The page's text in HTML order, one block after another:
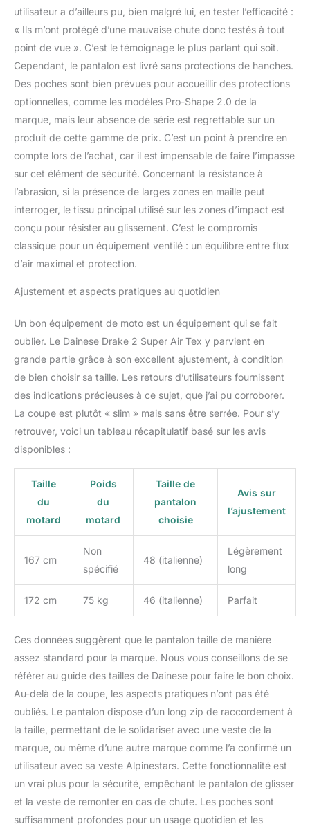
utilisateur a d’ailleurs pu, bien malgré lui, en tester l’efficacité :
« Ils m’ont protégé d’une mauvaise chute donc testés à tout
point de vue ». C’est le témoignage le plus parlant qui soit.
Cependant, le pantalon est livré sans protections de hanches.
Des poches sont bien prévues pour accueillir des protections
optionnelles, comme les modèles Pro-Shape 2.0 de la
marque, mais leur absence de série est regrettable sur un
produit de cette gamme de prix. C’est un point à prendre en
compte lors de l’achat, car il est impensable de faire l’impasse
sur cet élément de sécurité. Concernant la résistance à
l’abrasion, si la présence de larges zones en maille peut
interroger, le tissu principal utilisé sur les zones d’impact est
conçu pour résister au glissement. C’est le compromis
classique pour un équipement ventilé : un équilibre entre flux
d’air maximal et protection.
Ajustement et aspects pratiques au quotidien
Un bon équipement de moto est un équipement qui se fait
oublier. Le Dainese Drake 2 Super Air Tex y parvient en
grande partie grâce à son excellent ajustement, à condition
de bien choisir sa taille. Les retours d’utilisateurs fournissent
des indications précieuses à ce sujet, que j’ai pu corroborer.
La coupe est plutôt « slim » mais sans être serrée. Pour s’y
retrouver, voici un tableau récapitulatif basé sur les avis
disponibles :
Taille
du
motard
Poids
du
motard
Taille de
pantalon
choisie
Avis sur
l’ajustement
167 cm
Non
spécifié
48 (italienne)
Légèrement
long
172 cm 75 kg 46 (italienne) Parfait
Ces données suggèrent que le pantalon taille de manière
assez standard pour la marque. Nous vous conseillons de se
référer au guide des tailles de Dainese pour faire le bon choix.
Au-delà de la coupe, les aspects pratiques n’ont pas été
oubliés. Le pantalon dispose d’un long zip de raccordement à
la taille, permettant de le solidariser avec une veste de la
marque, ou même d’une autre marque comme l’a confirmé un
utilisateur avec sa veste Alpinestars. Cette fonctionnalité est
un vrai plus pour la sécurité, empêchant le pantalon de glisser
et la veste de remonter en cas de chute. Les poches sont
suffisamment profondes pour un usage quotidien et les